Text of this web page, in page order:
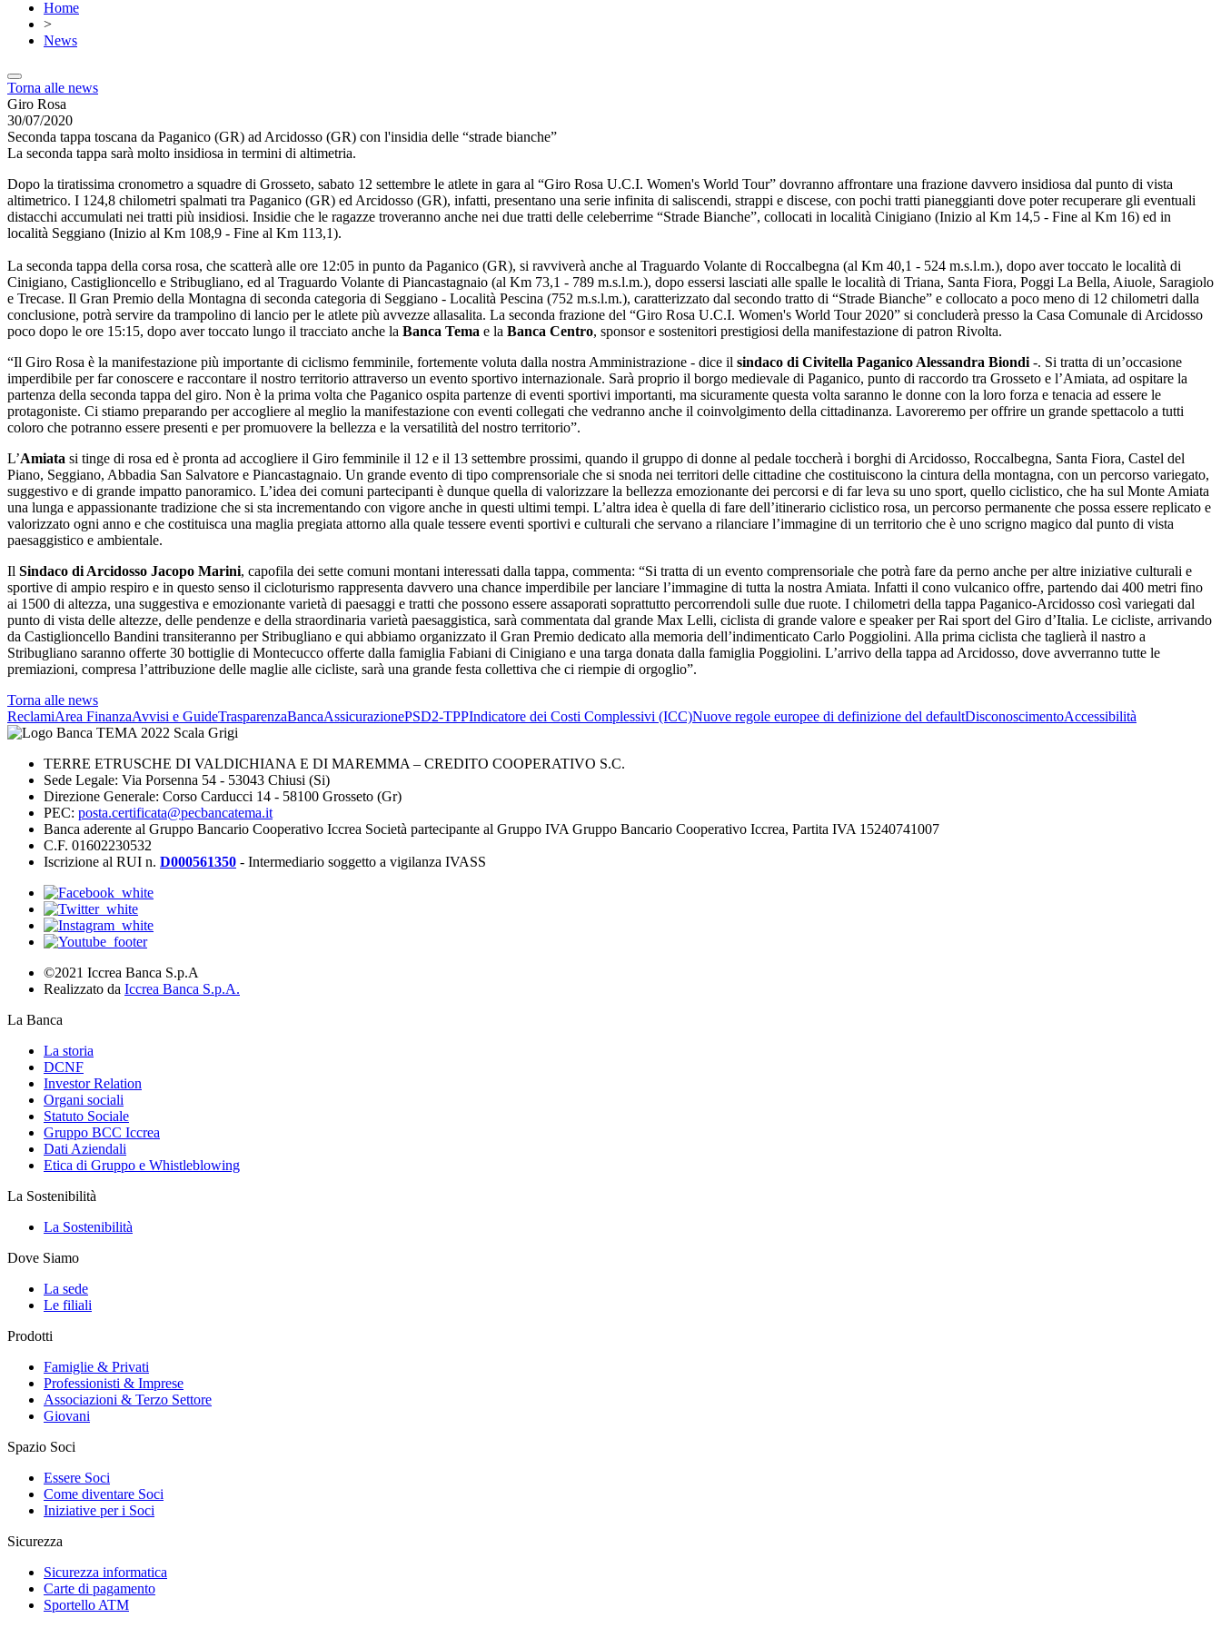
Home
>
News
Torna alle news
Giro Rosa
30/07/2020
Seconda tappa toscana da Paganico (GR) ad Arcidosso (GR) con l'insidia delle “strade bianche”
La seconda tappa sarà molto insidiosa in termini di altimetria.
Dopo la tiratissima cronometro a squadre di Grosseto, sabato 12 settembre le atlete in gara al “Giro Rosa U.C.I. Women's World Tour” dovranno affrontare una frazione davvero insidiosa dal punto di vista
altimetrico. I 124,8 chilometri spalmati tra Paganico (GR) ed Arcidosso (GR), infatti, presentano una serie infinita di saliscendi, strappi e discese, con pochi tratti pianeggianti dove poter recuperare gli eventuali
distacchi accumulati nei tratti più insidiosi. Insidie che le ragazze troveranno anche nei due tratti delle celeberrime “Strade Bianche”, collocati in località Cinigiano (Inizio al Km 14,5 - Fine al Km 16) ed in
località Seggiano (Inizio al Km 108,9 - Fine al Km 113,1).
La seconda tappa della corsa rosa, che scatterà alle ore 12:05 in punto da Paganico (GR), si ravviverà anche al Traguardo Volante di Roccalbegna (al Km 40,1 - 524 m.s.l.m.), dopo aver toccato le località di
Cinigiano, Castiglioncello e Stribugliano, ed al Traguardo Volante di Piancastagnaio (al Km 73,1 - 789 m.s.l.m.), dopo essersi lasciati alle spalle le località di Triana, Santa Fiora, Poggi La Bella, Aiuole, Saragiolo
e Trecase. Il Gran Premio della Montagna di seconda categoria di Seggiano - Località Pescina (752 m.s.l.m.), caratterizzato dal secondo tratto di “Strade Bianche” e collocato a poco meno di 12 chilometri dalla
conclusione, potrà servire da trampolino di lancio per le atlete più avvezze allasalita. La seconda frazione del “Giro Rosa U.C.I. Women's World Tour 2020” si concluderà presso la Casa Comunale di Arcidosso
poco dopo le ore 15:15, dopo aver toccato lungo il tracciato anche la Banca Tema e la Banca Centro, sponsor e sostenitori prestigiosi della manifestazione di patron Rivolta.
“Il Giro Rosa è la manifestazione più importante di ciclismo femminile, fortemente voluta dalla nostra Amministrazione - dice il sindaco di Civitella Paganico Alessandra Biondi -. Si tratta di un’occasione
imperdibile per far conoscere e raccontare il nostro territorio attraverso un evento sportivo internazionale. Sarà proprio il borgo medievale di Paganico, punto di raccordo tra Grosseto e l’Amiata, ad ospitare la
partenza della seconda tappa del giro. Non è la prima volta che Paganico ospita partenze di eventi sportivi importanti, ma sicuramente questa volta saranno le donne con la loro forza e tenacia ad essere le
protagoniste. Ci stiamo preparando per accogliere al meglio la manifestazione con eventi collegati che vedranno anche il coinvolgimento della cittadinanza. Lavoreremo per offrire un grande spettacolo a tutti
coloro che potranno essere presenti e per promuovere la bellezza e la versatilità del nostro territorio”.
L’Amiata si tinge di rosa ed è pronta ad accogliere il Giro femminile il 12 e il 13 settembre prossimi, quando il gruppo di donne al pedale toccherà i borghi di Arcidosso, Roccalbegna, Santa Fiora, Castel del
Piano, Seggiano, Abbadia San Salvatore e Piancastagnaio. Un grande evento di tipo comprensoriale che si snoda nei territori delle cittadine che costituiscono la cintura della montagna, con un percorso variegato,
suggestivo e di grande impatto panoramico. L’idea dei comuni partecipanti è dunque quella di valorizzare la bellezza emozionante dei percorsi e di far leva su uno sport, quello ciclistico, che ha sul Monte Amiata
una lunga e appassionante tradizione che si sta incrementando con vigore anche in questi ultimi tempi. L’altra idea è quella di fare dell’itinerario ciclistico rosa, un percorso permanente che possa essere replicato e
valorizzato ogni anno e che costituisca una maglia pregiata attorno alla quale tessere eventi sportivi e culturali che servano a rilanciare l’immagine di un territorio che è uno scrigno magico dal punto di vista
paesaggistico e ambientale.
Il Sindaco di Arcidosso Jacopo Marini, capofila dei sette comuni montani interessati dalla tappa, commenta: “Si tratta di un evento comprensoriale che potrà fare da perno anche per altre iniziative culturali e
sportive di ampio respiro e in questo senso il cicloturismo rappresenta davvero una chance imperdibile per lanciare l’immagine di tutta la nostra Amiata. Infatti il cono vulcanico offre, partendo dai 400 metri fino
ai 1500 di altezza, una suggestiva e emozionante varietà di paesaggi e tratti che possono essere assaporati soprattutto percorrendoli sulle due ruote. I chilometri della tappa Paganico-Arcidosso così variegati dal
punto di vista delle altezze, delle pendenze e della straordinaria varietà paesaggistica, sarà commentata dal grande Max Lelli, ciclista di grande valore e speaker per Rai sport del Giro d’Italia. Le cicliste, arrivando
da Castiglioncello Bandini transiteranno per Stribugliano e qui abbiamo organizzato il Gran Premio dedicato alla memoria dell’indimenticato Carlo Poggiolini. Alla prima ciclista che taglierà il nastro a
Stribugliano saranno offerte 30 bottiglie di Montecucco offerte dalla famiglia Fabiani di Cinigiano e una targa donata dalla famiglia Poggiolini. L’arrivo della tappa ad Arcidosso, dove avverranno tutte le
premiazioni, compresa l’attribuzione delle maglie alle cicliste, sarà una grande festa collettiva che ci riempie di orgoglio”.
Torna alle news
ReclamiArea FinanzaAvvisi e GuideTrasparenzaBancaAssicurazionePSD2-TPPIndicatore dei Costi Complessivi (ICC)Nuove regole europee di definizione del defaultDisconoscimentoAccessibilità
TERRE ETRUSCHE DI VALDICHIANA E DI MAREMMA – CREDITO COOPERATIVO S.C.
Sede Legale: Via Porsenna 54 - 53043 Chiusi (Si)
Direzione Generale: Corso Carducci 14 - 58100 Grosseto (Gr)
PEC: posta.certificata@pecbancatema.it
Banca aderente al Gruppo Bancario Cooperativo Iccrea Società partecipante al Gruppo IVA Gruppo Bancario Cooperativo Iccrea, Partita IVA 15240741007
C.F. 01602230532
Iscrizione al RUI n. D000561350 - Intermediario soggetto a vigilanza IVASS
©2021 Iccrea Banca S.p.A
Realizzato da Iccrea Banca S.p.A.
La Banca
La storia
DCNF
Investor Relation
Organi sociali
Statuto Sociale
Gruppo BCC Iccrea
Dati Aziendali
Etica di Gruppo e Whistleblowing
La Sostenibilità
La Sostenibilità
Dove Siamo
La sede
Le filiali
Prodotti
Famiglie & Privati
Professionisti & Imprese
Associazioni & Terzo Settore
Giovani
Spazio Soci
Essere Soci
Come diventare Soci
Iniziative per i Soci
Sicurezza
Sicurezza informatica
Carte di pagamento
Sportello ATM